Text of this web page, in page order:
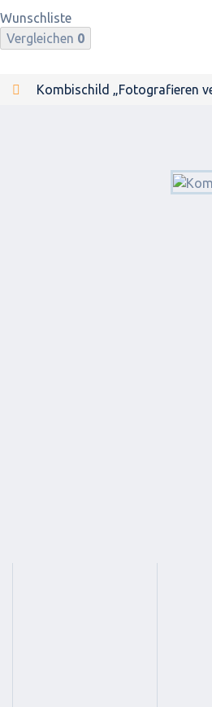
Wunschliste
Vergleichen 0
Kombischild „Fotografieren